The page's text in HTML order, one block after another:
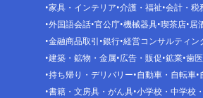
家具・インテリア 介護・福祉 会計・税
外国語会話 官公庁 機械器具 喫茶店 居
金融商品取引 銀行 経営コンサルティン
建築・鉱物・金属 広告・販促 鉱業 歯
持ち帰り・デリバリー 自動車・自転車
書籍・文房具・がん具 小学校・中学校